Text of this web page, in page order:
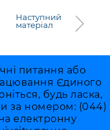
Наступний
матеріал
питання або
Єдиного
будь ласка,
за номером: (044)
електронну